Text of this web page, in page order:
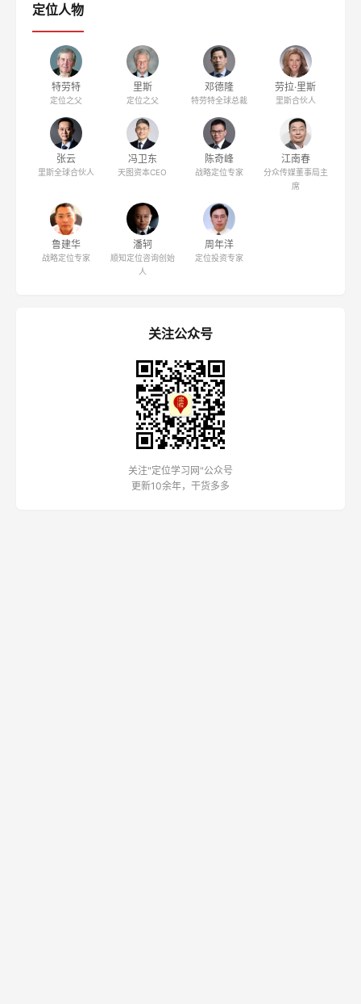
定位人物
特劳特
定位之父
里斯
定位之父
邓德隆
特劳特全球总裁
劳拉·里斯
里斯合伙人
张云
里斯全球合伙人
冯卫东
天图资本CEO
陈奇峰
战略定位专家
江南春
分众传媒董事局主
席
鲁建华
战略定位专家
潘轲
顺知定位咨询创始
人
周年洋
定位投资专家
关注公众号
关注"定位学习网"公众号
更新10余年，干货多多